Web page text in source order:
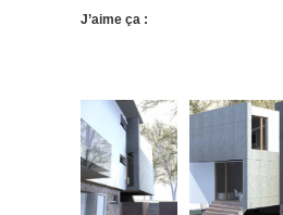
J’aime ça :